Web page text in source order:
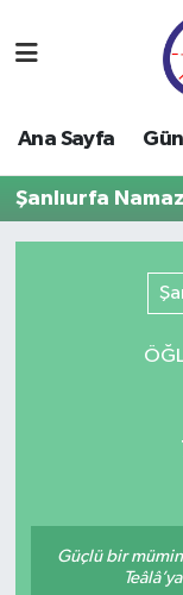
Ana Sayfa
Şanlıurfa
Güçlü bir
Gündem
Güncel
Kültür-
Ordu
Ordu Hava
Ordu
Ordu Trafik
Tüm
Son Dakika